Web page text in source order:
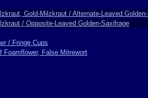
Gold-Milzkraut / Alternate-Leaved
/ Opposite-Leaved Golden-Saxifrage
/ Fringe Cups
False Mitrewort